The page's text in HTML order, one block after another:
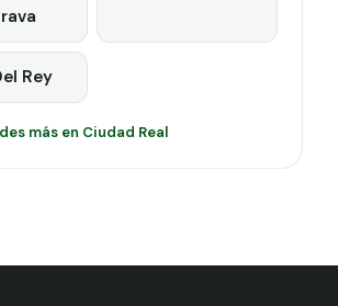
Rey
más en Ciudad Real